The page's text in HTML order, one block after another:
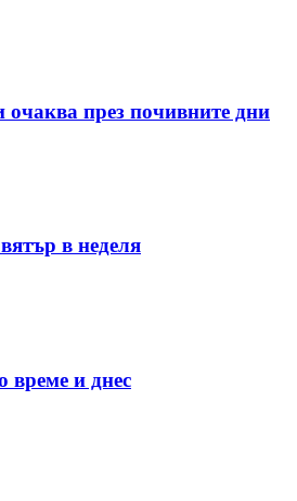
очаква през почивните дни
в неделя
време и днес